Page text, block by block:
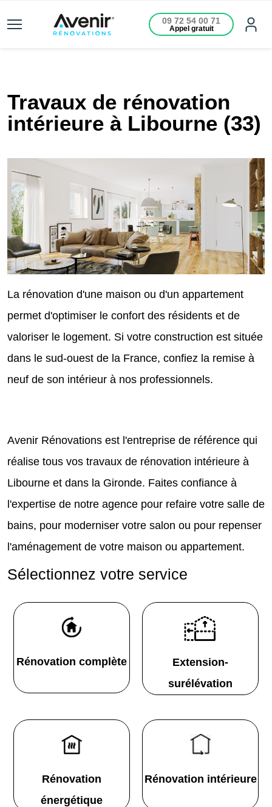
09 72 54 00 71
Appel gratuit
Travaux de rénovation
intérieure à Libourne (33)
La rénovation d'une maison ou d'un appartement
permet d'optimiser le confort des résidents et de
valoriser le logement. Si votre construction est située
dans le sud-ouest de la France, confiez la remise à
neuf de son intérieur à nos professionnels.
Avenir Rénovations est l'entreprise de référence qui
réalise tous vos travaux de rénovation intérieure à
Libourne et dans la Gironde. Faites confiance à
l'expertise de notre agence pour refaire votre salle de
bains, pour moderniser votre salon ou pour repenser
l'aménagement de votre maison ou appartement.
Sélectionnez votre service
Rénovation complète
Extension-
surélévation
Rénovation
énergétique
Rénovation intérieure